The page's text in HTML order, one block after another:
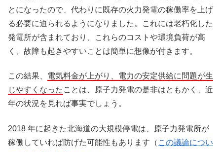
とになったので、代わりに既存の火力発電の稼働率を上げ
る必要に迫られるようになりました。これには老朽化した
発電所が含まれており、これらのコストや環境負荷が高
く、故障も起きやすいことは簡単に想像が付きます。
この結果、 電気料金が上がり、電力の安定供給に問題が生
じやすくなった ことは、原子力発電の是非はともかく、近
年の状況を見れば事実でしょう。
2018 年に起きた北海道の大規模停電は、原子力発電所が
稼働していれば防げた可能性もあります（ この議論につい